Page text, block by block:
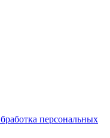
персональных